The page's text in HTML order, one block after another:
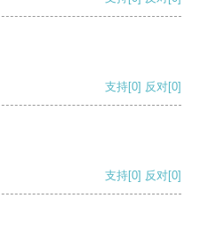
支持[0] 反对[0]
支持[0] 反对[0]